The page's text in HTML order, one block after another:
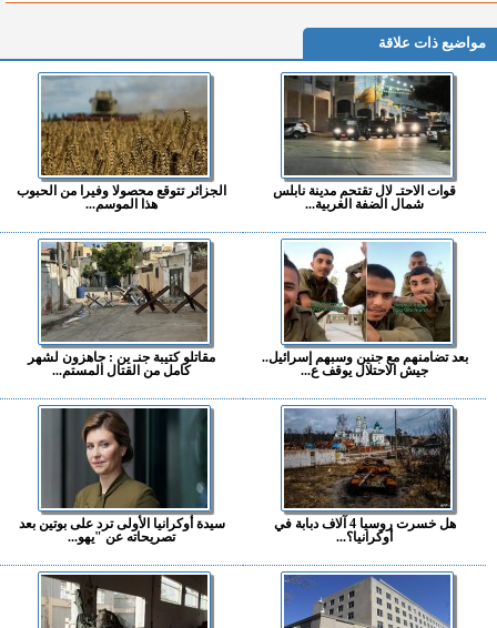
مواضيع ذات علاقة
قوات الاحتـ لال تقتحم مدينة نابلس
شمال الضفة الغربية...
الجزائر تتوقع محصولا وفيرا من الحبوب
هذا الموسم...
بعد تضامنهم مع جنين وسبهم إسرائيل..
جيش الاحتلال يوقف ع...
مقاتلو كتيبة جنـ ين : جاهزون لشهر
كامل من القتال المستم...
هل خسرت روسيا 4 آلاف دبابة في
أوكرانيا؟...
سيدة أوكرانيا الأولى ترد على بوتين بعد
تصريحاته عن "يهو...